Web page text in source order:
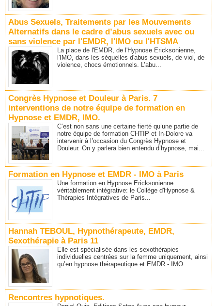
Abus Sexuels, Traitements par les Mouvements
Alternatifs dans le cadre d’abus sexuels avec ou
sans violence par l'EMDR, l'IMO ou l'HTSMA
La place de l'EMDR, de l'Hypnose Ericksonienne,
l'IMO, dans les séquelles d'abus sexuels, de viol, de
violence, chocs émotionnels. L’abu...
Congrès Hypnose et Douleur à Paris. 7
interventions de notre équipe de formation en
Hypnose et EMDR, IMO.
C’est non sans une certaine fierté qu’une partie de
notre équipe de formation CHTIP et In-Dolore va
intervenir à l’occasion du Congrès Hypnose et
Douleur. On y parlera bien entendu d’hypnose, mai...
Formation en Hypnose et EMDR - IMO à Paris
Une formation en Hypnose Ericksonienne
véritablement intégrative: le Collège d'Hypnose &
Thérapies Intégratives de Paris...
Hannah TEBOUL, Hypnothérapeute, EMDR,
Sexothérapie à Paris 11
Elle est spécialisée dans les sexothérapies
individuelles centrées sur la femme uniquement, ainsi
qu’en hypnose thérapeutique et EMDR - IMO....
Rencontres hypnotiques.